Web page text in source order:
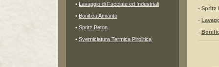
• Lavaggio di Facciate ed Industriali
• Bonifica Amianto
• Spritz Beton
• Sverniciatura Termica Pirolitica
- Spritz
-
-